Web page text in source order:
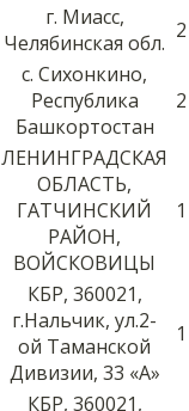
г. Миасс,
Челябинская обл. 2
с. Сихонкино,
Республика
Башкортостан
2
ЛЕНИНГРАДСКАЯ
ОБЛАСТЬ,
ГАТЧИНСКИЙ
РАЙОН,
ВОЙСКОВИЦЫ
1
КБР, 360021,
г.Нальчик, ул.2-
ой Таманской
Дивизии, 33 «А»
1
КБР, 360021,